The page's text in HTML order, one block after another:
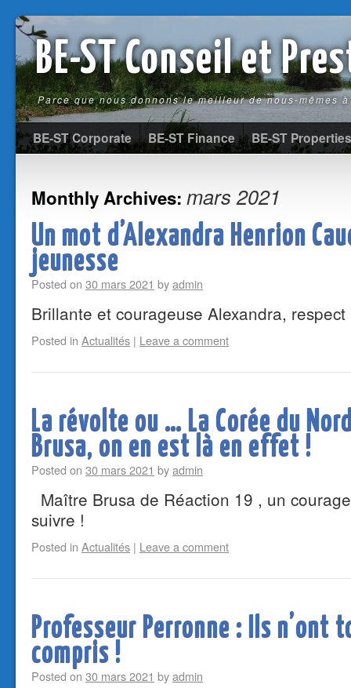
BE-ST Conseil et
Parce que nous donnons le meilleur de nous-mêmes
BE-ST Corporate BE-ST Finance BE-ST Properties
Monthly Archives: mars 2021
Un mot d’Alexandra Henrion
jeunesse
Posted on 30 mars 2021 byadmin
Brillante et courageuse Alexandra,
Posted in Actualités | Leave a comment
La révolte ou … La Corée du
Brusa, on en est là en effet !
Posted on 30 mars 2021 byadmin
Maître Brusa de Réaction 19 , un
suivre !
Posted in Actualités | Leave a comment
Professeur Perronne : Ils n’ont
compris !
Posted on 30 mars 2021 byadmin